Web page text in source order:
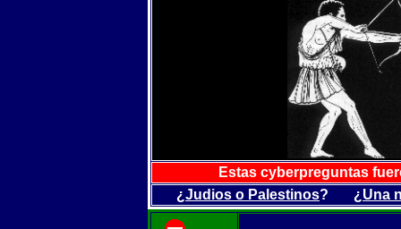
Estas cyberpreguntas
¿Judios o Palestinos? ¿ Una